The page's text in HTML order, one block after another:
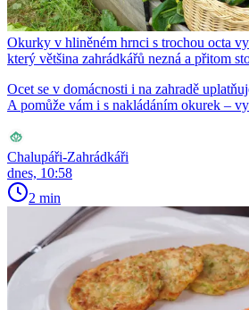
Okurky v hliněném hrnci s trochou octa
který většina zahrádkářů nezná a přitom
Ocet se v domácnosti i na zahradě
A pomůže vám i s nakládáním okurek –
Chalupáři-Zahrádkáři
dnes, 10:58
2 min